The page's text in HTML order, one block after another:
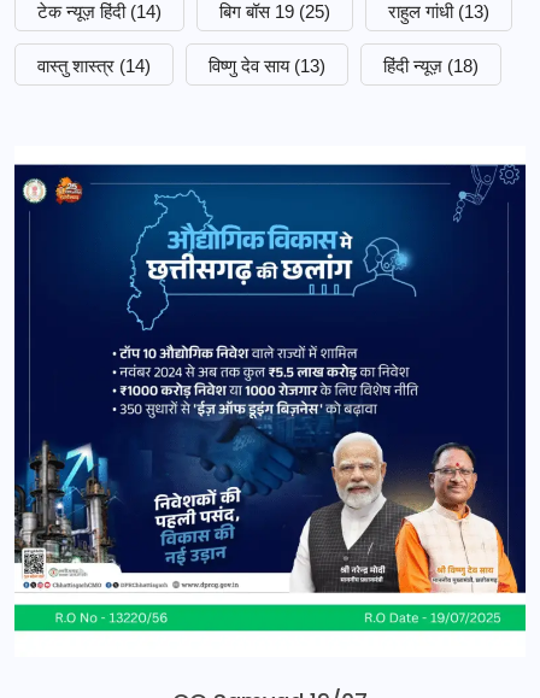
टेक न्यूज़ हिंदी (14) बिग बॉस 19 (25) राहुल गांधी (13)
वास्तु शास्त्र (14) विष्णु देव साय (13) हिंदी न्यूज़ (18)